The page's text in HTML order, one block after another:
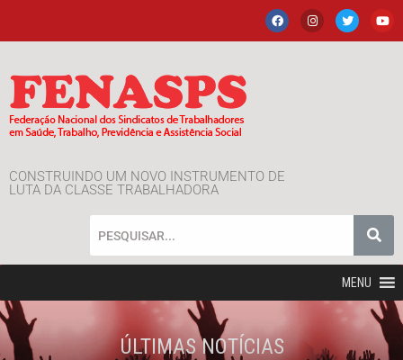
CONSTRUINDO UM NOVO INSTRUMENTO DE
LUTA DA CLASSE TRABALHADORA
MENU
ÚLTIMAS NOTÍCIAS